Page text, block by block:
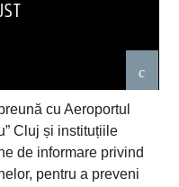
cu Aeroportul
Cluj și instituțiile
de informare privind
pentru a preveni